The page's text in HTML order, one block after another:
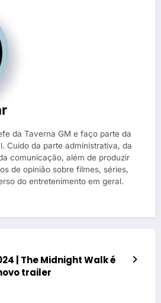
da Taverna GM e faço parte da
Cuido da parte administrativa, da
comunicação, além de produzir
de opinião sobre filmes, séries,
do entretenimento em geral.
| The Midnight Walk é
trailer